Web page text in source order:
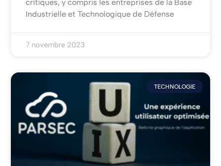
critiques, y compris les entreprises de la Base
Industrielle et Technologique de Défense
7 novembre 2023
TECHNOLOGIE